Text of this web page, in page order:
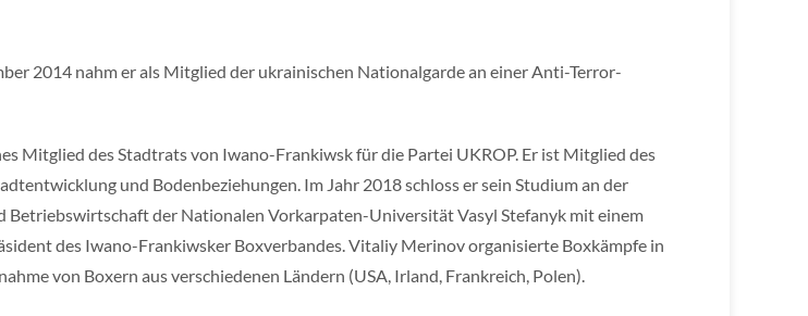
2014 nahm er als Mitglied der ukrainischen Nationalgarde an einer Anti-Terror-
Mitglied des Stadtrats von Iwano-Frankiwsk für die Partei UKROP. Er ist Mitglied des
und Bodenbeziehungen. Im Jahr 2018 schloss er sein Studium an der
Betriebswirtschaft der Nationalen Vorkarpaten-Universität Vasyl Stefanyk mit einem
des Iwano-Frankiwsker Boxverbandes. Vitaliy Merinov organisierte Boxkämpfe in
von Boxern aus verschiedenen Ländern (USA, Irland, Frankreich, Polen).